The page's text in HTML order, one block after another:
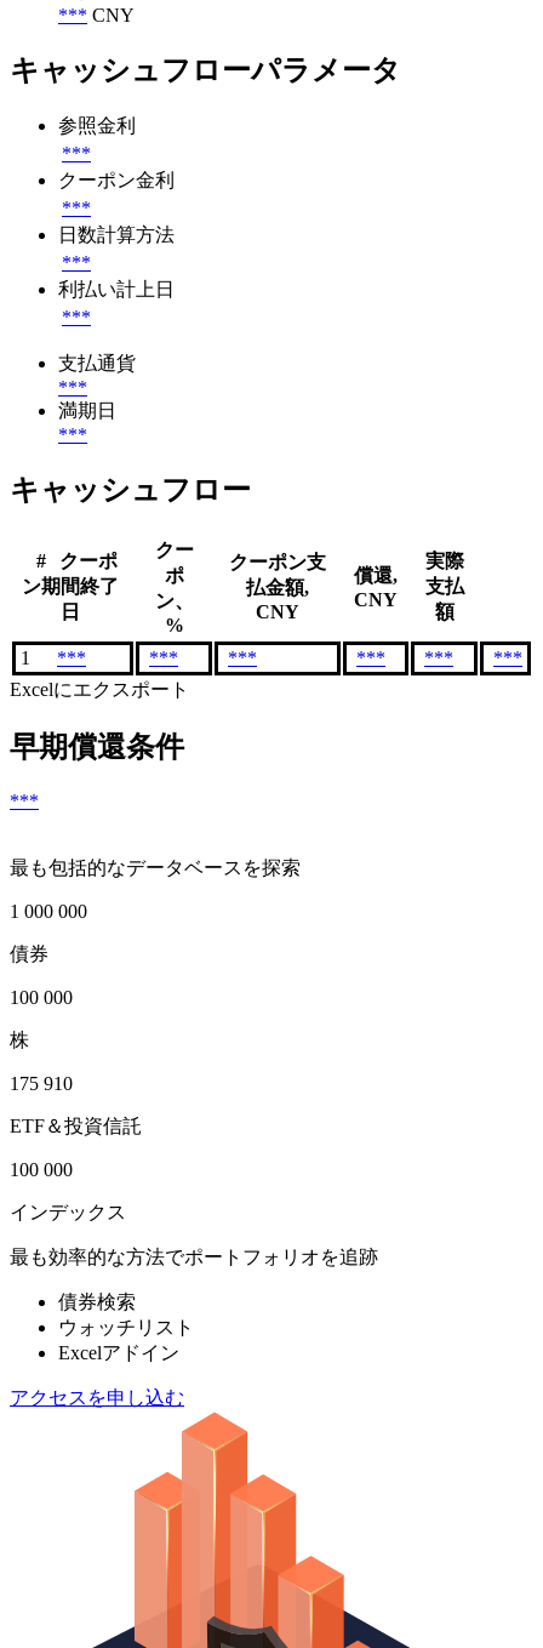
*** CNY
キャッシュフローパラメータ
参照金利
***
クーポン金利
***
日数計算方法
***
利払い計上日
***
支払通貨
***
満期日
***
キャッシュフロー
#
クーポ
ン期間終了
日
クー
ポ
ン、
%
クーポン支
払金額,
CNY
償還,
CNY
実際
支払
額
1 *** *** *** *** ***
***
Excelにエクスポート
早期償還条件
***
最も包括的なデータベースを探索
1 000 000
債券
100 000
株
175 910
ETF＆投資信託
100 000
インデックス
最も効率的な方法でポートフォリオを追跡
債券検索
ウォッチリスト
Excelアドイン
アクセスを申し込む